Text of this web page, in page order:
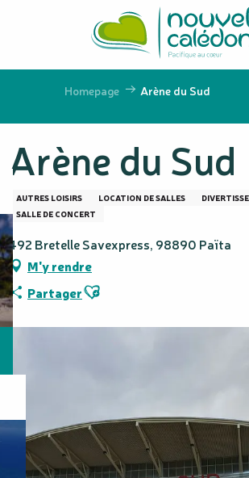
principal
Homepage Arène du Sud
Arène du Sud
AUTRES LOISIRS LOCATION DE SALLES
SALLE DE CONCERT
492 Bretelle Savexpress, 98890 Païta
M'y rendre
PartagerAjouter aux favoris